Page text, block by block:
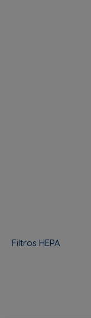
Filtros HEPA